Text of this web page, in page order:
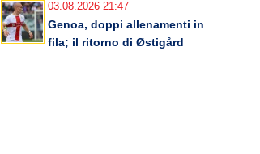
03.08.2026 21:47
Genoa, doppi allenamenti in
fila; il ritorno di Østigård